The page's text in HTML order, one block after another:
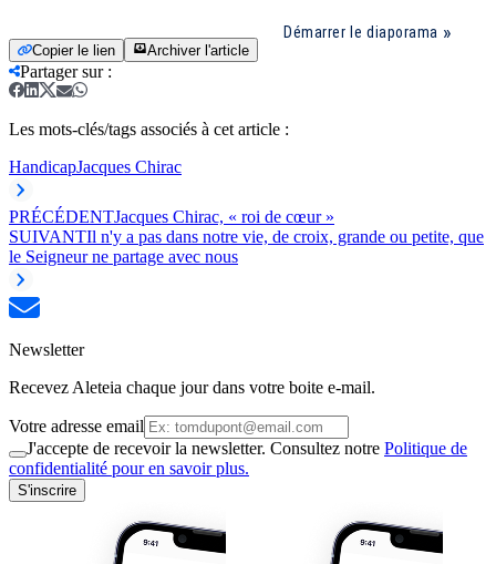
Démarrer le diaporama
Copier le lien Archiver l'article
Partager sur:
Les mots-clés/tags associés à cet article :
HandicapJacques Chirac
PRÉCÉDENTJacques Chirac, « roi de cœur »
SUIVANTIl n'y a pas dans notre vie, de croix, grande ou petite, que
le Seigneur ne partage avec nous
Newsletter
Recevez Aleteia chaque jour dans votre boite e-mail.
Votre adresse email
J'accepte de recevoir la newsletter. Consultez notre Politique de
confidentialité pour en savoir plus.
S'inscrire